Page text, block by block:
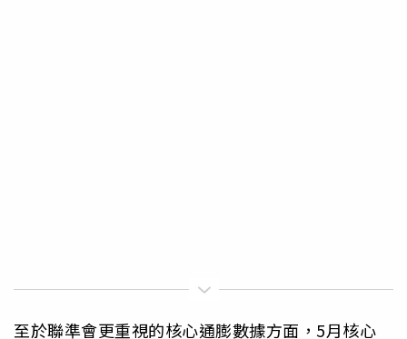
至於聯準會更重視的核心通膨數據方面，5月核心